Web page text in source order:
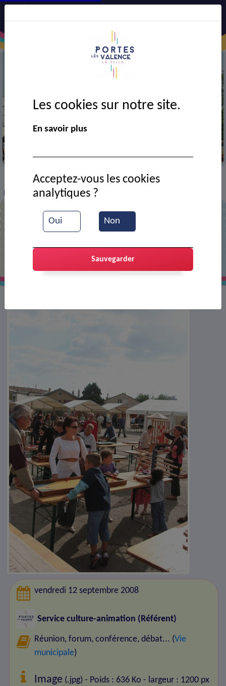
> VIE MUNICIPALE > Ressources documentaires
Forum des associations : jeux en bois
vendredi 12 septembre 2008
Service culture-animation (Référent)
Réunion, forum, conférence, débat... (Vie
municipale)
Image (.jpg) - Poids : 636 Ko - largeur : 1200 px
Les cookies sur notre site.
En savoir plus
Oui Non
Acceptez-vous les cookies
analytiques ?
Sauvegarder